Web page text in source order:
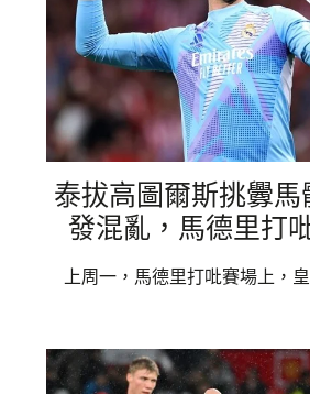
泰拔高圖爾斯挑釁
發混亂，馬德里打
上周一，馬德里打吡賽場上，